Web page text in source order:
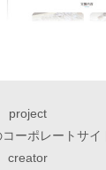
project
ーポレートサ
creator